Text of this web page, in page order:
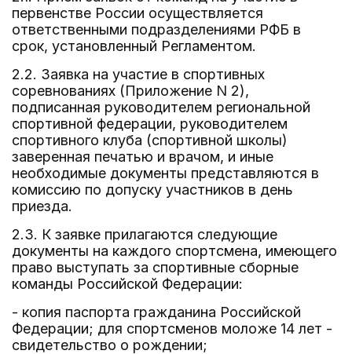
первенстве России осуществляется
ответственными подразделениями РФБ в
срок, установленный Регламентом.
2.2. Заявка на участие в спортивных
соревнованиях (Приложение N 2),
подписанная руководителем региональной
спортивной федерации, руководителем
спортивного клуба (спортивной школы)
заверенная печатью и врачом, и иные
необходимые документы представляются в
комиссию по допуску участников в день
приезда.
2.3. К заявке прилагаются следующие
документы на каждого спортсмена, имеющего
право выступать за спортивные сборные
команды Российской Федерации:
- копия паспорта гражданина Российской
Федерации; для спортсменов моложе 14 лет -
свидетельство о рождении;